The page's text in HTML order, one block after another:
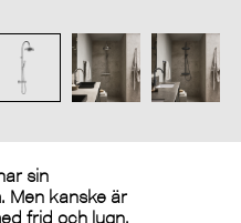
sin
Men kanske är
frid och lugn.